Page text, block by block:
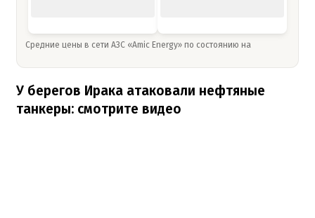
Средние цены в сети АЗС «Amic Energy» по состоянию на
У берегов Ирака атаковали нефтяные
танкеры: смотрите видео